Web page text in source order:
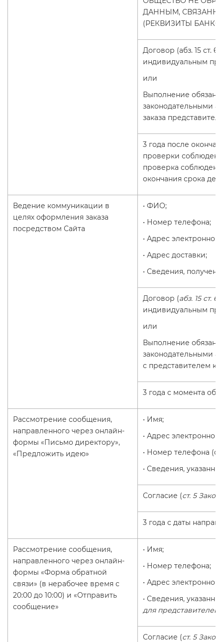
ДАННЫМ,
(РЕКВИЗИТЫ
Договор (абз. 15 ст.
индивидуальным
или
Выполнение
законодательными
заказа
3 года после
проверки
проверка
окончания срока
Ведение коммуникации в
целях оформления заказа
посредством Сайта
• ФИО;
• Номер телефона;
• Адрес электронной
• Адрес доставки;
• Сведения,
Договор (абз. 15 ст. 6
индивидуальным
или
Выполнение
законодательными
с представителем
3 года с момента
Рассмотрение сообщения,
направленного через онлайн-
формы «Письмо директору»,
«Предложить идею»
• Имя;
• Адрес электронной
• Номер телефона
• Сведения,
Согласие (ст. 5
3 года с даты
Рассмотрение сообщения,
направленного через онлайн-
формы «Форма обратной
связи» (в нерабочее время с
20:00 до 10:00) и «Отправить
сообщение»
• Имя;
• Номер телефона;
• Адрес электронной
• Сведения,
для
Согласие (ст. 5